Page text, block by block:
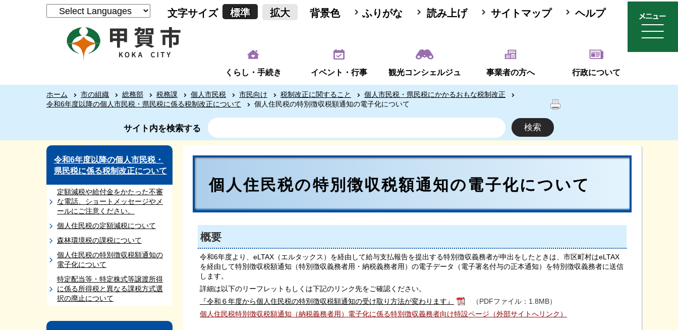
文字サイズ 標準 拡大 背景色 ふりがな 読み上げ サイトマップ ヘルプ
くらし・手続き イベント・行事 観光コンシェルジュ 事業者の方へ 行政について
ホーム 市の組織 総務部 税務課 個人市民税 市民向け 税制改正に関すること
個人市民税・県民税にかかるおもな税制改正
令和6年度以降の個人市民税・県民税に係る税制改正について
個人住民税の特別徴収税額通知の電子化について
サイト内を検索する
令和6年度以降の個人市民税・
県民税に係る税制改正について
定額減税や給付金をかたった不審
な電話、ショートメッセージやメ
ールにご注意ください。
個人住民税の定額減税について
森林環境税の課税について
個人住民税の特別徴収税額通知の
電子化について
特定配当等・特定株式等譲渡所得
に係る所得税と異なる課税方式選
択の廃止について
個人住民税の特別徴収税額通知の電子化について
概要
令和6年度より、eLTAX（エルタックス）を経由して給与支払報告を提出する特別徴収義務者が申出をしたときは、市区町村はeLTAX
を経由して特別徴収税額通知（特別徴収義務者用・納税義務者用）の電子データ（電子署名付与の正本通知）を特別徴収義務者に送信
します。
詳細は以下のリーフレットもしくは下記のリンク先をご確認ください。
『令和６年度から個人住民税の特別徴収税額通知の受け取り方法が変わります』
（PDFファイル：1.8MB）
個人住民税特別徴収税額通知（納税義務者用）電子化に係る特別徴収義務者向け特設ページ（外部サイトへリンク）